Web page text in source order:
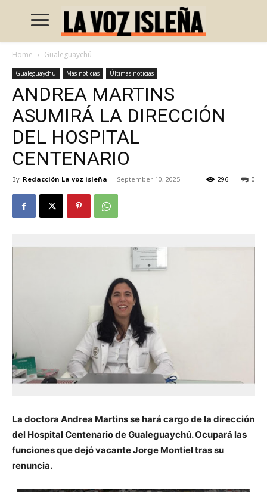
Home Gualeguaychú
Gualeguaychú Más noticias Últimas noticias
ANDREA MARTINS
ASUMIRÁ LA DIRECCIÓN
DEL HOSPITAL
CENTENARIO
By Redacción La voz isleña - September 10, 2025 0
296
La doctora Andrea Martins se hará cargo de la dirección
del Hospital Centenario de Gualeguaychú. Ocupará las
funciones que dejó vacante Jorge Montiel tras su
renuncia.